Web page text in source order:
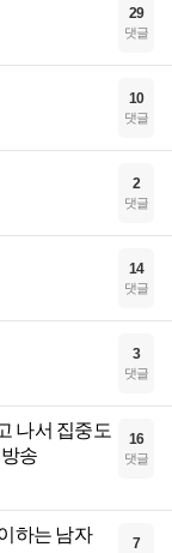
29
댓글
10
댓글
2
댓글
14
댓글
3
댓글
나서 집중도
송
16
댓글
하는 남자
7